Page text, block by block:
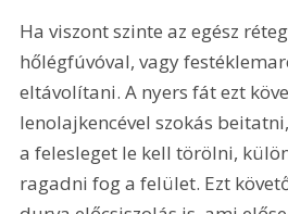
Ha viszont szinte az egész
hőlégfúvóval, vagy
eltávolítani. A nyers fát ezt
lenolajkencével szokás
a felesleget le kell törölni,
ragadni fog a felület. Ezt